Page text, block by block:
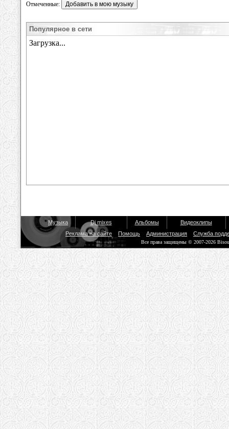
Отмеченные:
Популярное в сети
Музыка Dj mixes Альбомы
Видеоклипы
Реклама на сайте
Помощь Администрация Служба
Все права защищены © 2007-2026